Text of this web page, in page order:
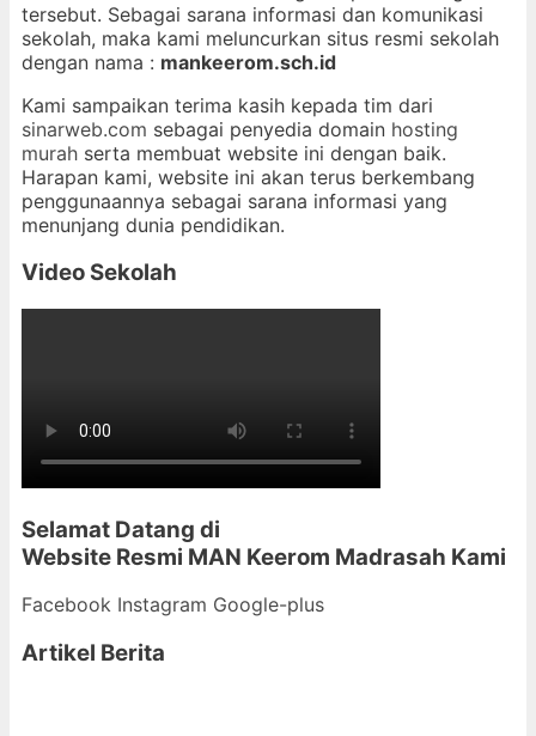
tersebut. Sebagai sarana informasi dan komunikasi
sekolah, maka kami meluncurkan situs resmi sekolah
dengan nama : mankeerom.sch.id
Kami sampaikan terima kasih kepada tim dari
sinarweb.com sebagai penyedia domain hosting
murah serta membuat website ini dengan baik.
Harapan kami, website ini akan terus berkembang
penggunaannya sebagai sarana informasi yang
menunjang dunia pendidikan.
Video Sekolah
Selamat Datang di
Website Resmi MAN Keerom Madrasah Kami
Facebook Instagram Google-plus
Artikel Berita